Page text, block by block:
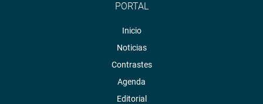
PORTAL
Inicio
Noticias
Contrastes
Agenda
Editorial